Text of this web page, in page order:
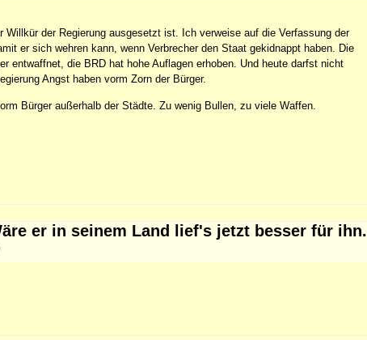
der Regierung ausgesetzt ist. Ich verweise auf die Verfassung der
er sich wehren kann, wenn Verbrecher den Staat gekidnappt haben. Die
entwaffnet, die BRD hat hohe Auflagen erhoben. Und heute darfst nicht
Angst haben vorm Zorn der Bürger.
Bürger außerhalb der Städte. Zu wenig Bullen, zu viele Waffen.
er in seinem Land lief's jetzt besser für ihn.